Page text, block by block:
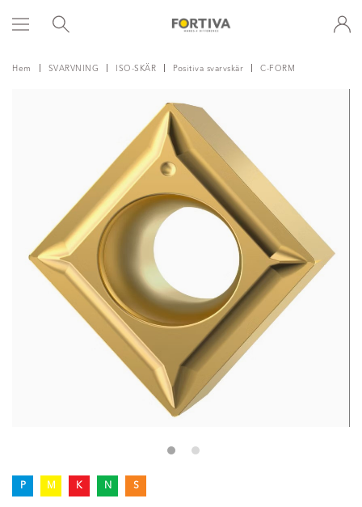
Hem SVARVNING ISO-SKÄR Positiva svarvskär C-FORM
P M K N S